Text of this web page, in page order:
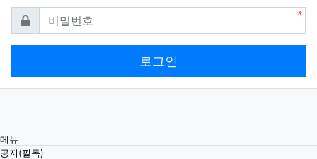
비밀번호
로그인
메뉴
공지(필독)